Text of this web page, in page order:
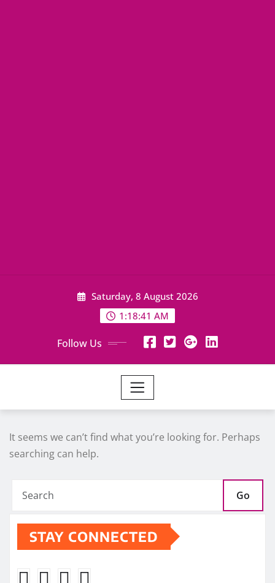
Saturday, 8 August 2026
1:18:42 AM
Follow Us
It seems we can’t find what you’re looking for. Perhaps
searching can help.
Go
STAY CONNECTED